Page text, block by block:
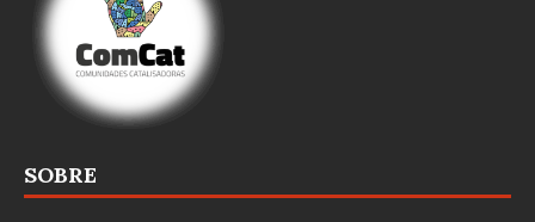
SOBRE